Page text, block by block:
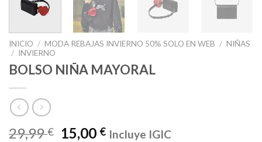
INICIO / MODA REBAJAS INVIERNO 50% SOLO EN WEB / NIÑAS
/ INVIERNO
BOLSO NIÑA MAYORAL
29,99€ 15,00 € Incluye IGIC